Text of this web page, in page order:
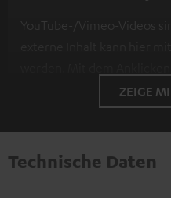
YouTube-/Vimeo-Videos
dass externe Inhalte
personenbezogene Daten
übermittelt werden.
Datenschutzerklärung
ZEIGE
Technische Daten